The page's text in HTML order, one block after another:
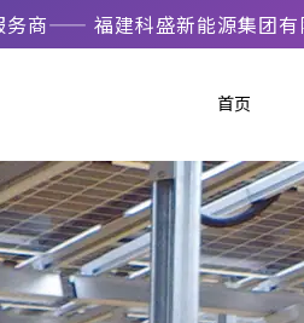
务商—— 福建科盛新能源集团有
首页